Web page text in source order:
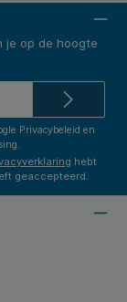
je op de hoogte
Privacybeleid en
hebt
geaccepteerd.